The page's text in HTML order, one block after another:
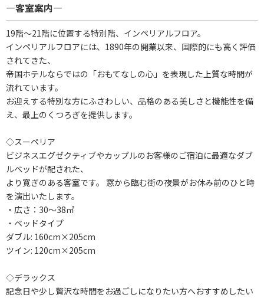
―客室案内―
19階～21階に位置する特別階、インペリアルフロア。
インペリアルフロアには、1890年の開業以来、国際的にも高く評価
されてきた、
帝国ホテルならではの「おもてなしの心」を表現した上質な時間が
流れています。
お迎えする特別な方にふさわしい、品格のある美しさと機能性を備
え、最上のくつろぎを提供します。
◇スーペリア
ビジネスエグゼクティブやカップルのお客様のご宿泊に最適なダブ
ルベッドが配された、
より寛ぎのある客室です。 窓から臨む街の夜景がお休み前のひと時
を演出いたします。
・広さ：30～38㎡
・ベッドタイプ
ダブル: 160cm×205cm
ツイン: 120cm×205cm
◇デラックス
記念日や少し贅沢な時間をお過ごしになりたい方へおすすめしたい